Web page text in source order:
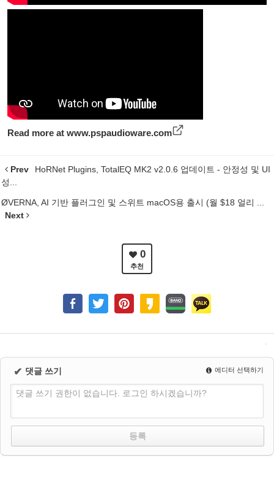
Read more at www.pspaudioware.com
Prev
HoRNet Plugins, TotalEQ MK2 v2.0.6 업데이트 - 안정성 및 UI
성...
ØVERNA, AI 기반 플러그인 및 스위트 macOS용 출시 (월 $18 얼리 ...
Next
0
추천
✔ 댓글 쓰기 에디터 선택하기
댓글 쓰기 권한이 없습니다. 로그인 하시겠습니까?